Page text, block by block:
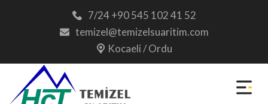
7/24 +90 545 102 41 52
temizel@temizelsuaritim.com
Kocaeli / Ordu